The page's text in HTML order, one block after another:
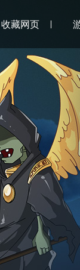
收藏网页